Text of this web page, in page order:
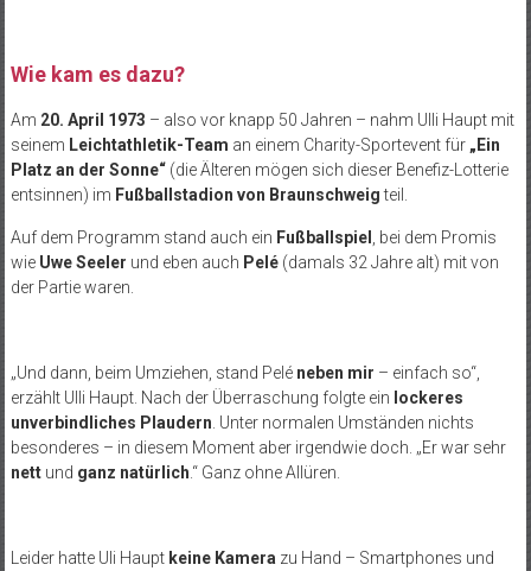
Wie kam es dazu?
Am 20. April 1973 – also vor knapp 50 Jahren – nahm Ulli Haupt mit
seinem Leichtathletik-Team an einem Charity-Sportevent für „Ein
Platz an der Sonne“(die Älteren mögen sich dieser Benefiz-Lotterie
entsinnen) im Fußballstadion von Braunschweigteil.
Auf dem Programm stand auch ein Fußballspiel
, bei dem Promis
wie Uwe Seeler und eben auch Pelé(damals 32 Jahre alt) mit von
der Partie waren.
„Und dann, beim Umziehen, stand Pelé neben mir – einfach so“,
erzählt Ulli Haupt. Nach der Überraschung folgte ein lockeres
unverbindliches Plaudern . Unter normalen Umständen nichts
besonderes – in diesem Moment aber irgendwie doch. „Er war sehr
nettund ganz natürlich .“ Ganz ohne Allüren.
Leider hatte Uli Haupt keine Kamera zu Hand – Smartphones und